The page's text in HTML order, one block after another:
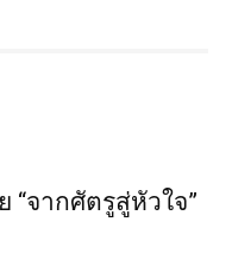
“จากศัตรูสู่หัวใจ”